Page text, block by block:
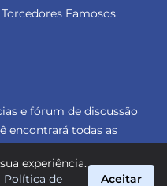
Torcedores Famosos
e fórum de discussão
encontrará todas as
se a nós e faça parte
experiência.
Política de Aceitar